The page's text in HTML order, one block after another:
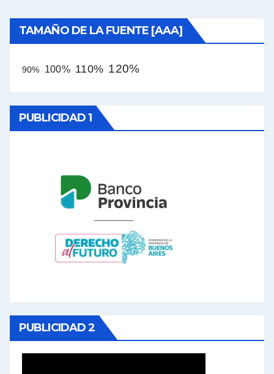
TAMAÑO DE LA FUENTE [AAA]
90% 100% 110% 120%
PUBLICIDAD 1
PUBLICIDAD 2